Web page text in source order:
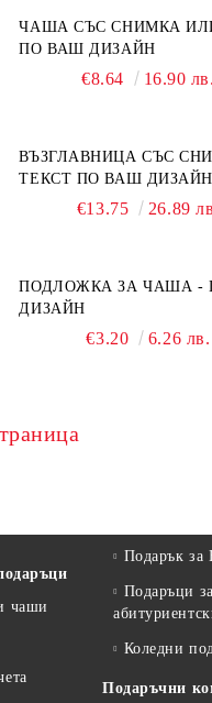
ЧАША СЪС СНИМКА
ПО ВАШ ДИЗАЙН
€8.64 16.90 лв.
ВЪЗГЛАВНИЦА СЪС
ТЕКСТ ПО ВАШ ДИЗАЙН
€13.75 26.89
ПОДЛОЖКА ЗА ЧАША -
ДИЗАЙН
€3.20 6.26 лв.
чаши
Подарък за
Подаръци
Коледни
Подаръчни